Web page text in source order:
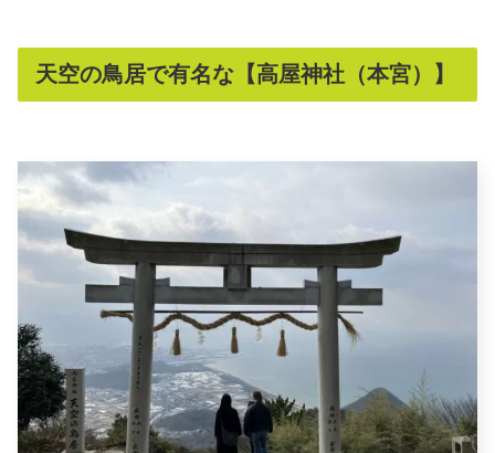
天空の鳥居で有名な【高屋神社（本宮）】